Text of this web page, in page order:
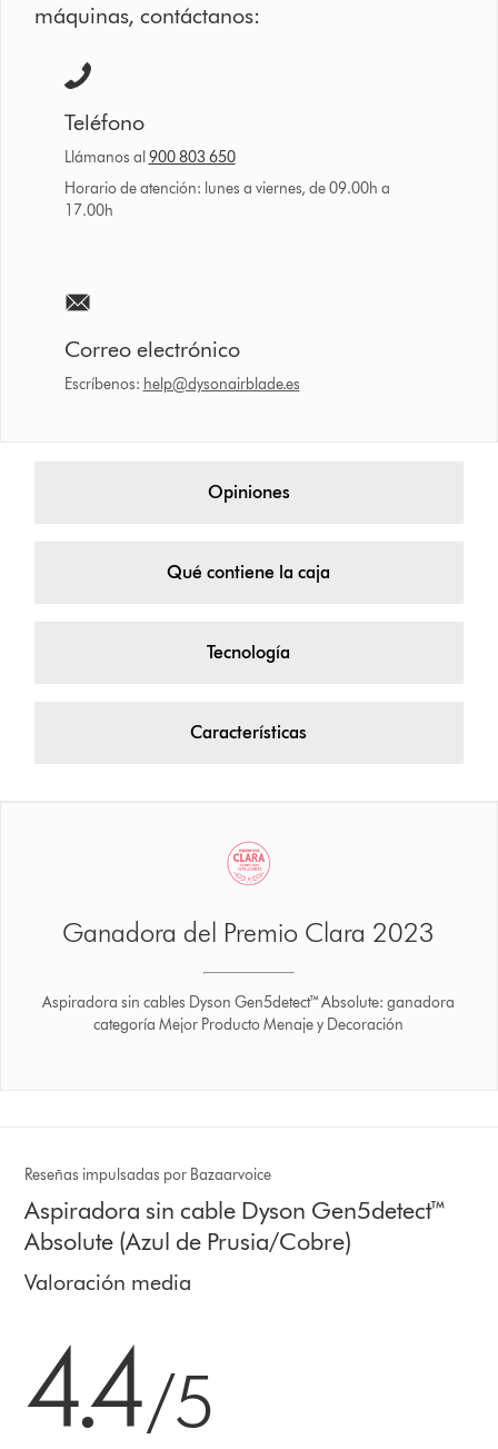
máquinas, contáctanos:
Teléfono
Llámanos al 900 803 650
Horario de atención: lunes a viernes, de 09.00h a
17.00h
Correo electrónico
Escríbenos: help@dysonairblade.es
Opiniones
Qué contiene la caja
Tecnología
Características
Ganadora del Premio Clara 2023
Aspiradora sin cables Dyson Gen5detect™ Absolute: ganadora
categoría Mejor Producto Menaje y Decoración
Reseñas impulsadas por Bazaarvoice
Aspiradora sin cable Dyson Gen5detect™
Absolute (Azul de Prusia/Cobre)
Valoración media
estrellas
5
4.4/5